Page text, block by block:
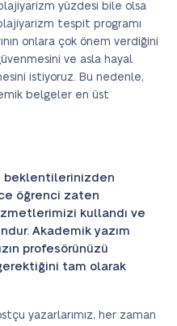
yüzdesi bile olsa
tespit programı
onlara çok önem verdiğini
ve asla hayal
istiyoruz. Bu nedenle,
belgeler en üst
beklentilerinizden
öğrenci zaten
kullandı ve
Akademik yazım
profesörünüzü
tam olarak
yazarlarımız, her zaman